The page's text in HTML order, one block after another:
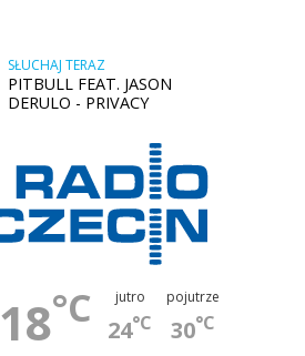
SŁUCHAJ TERAZ
PITBULL FEAT. JASON
DERULO - PRIVACY
18°C jutro
24°C
pojutrze
30°C